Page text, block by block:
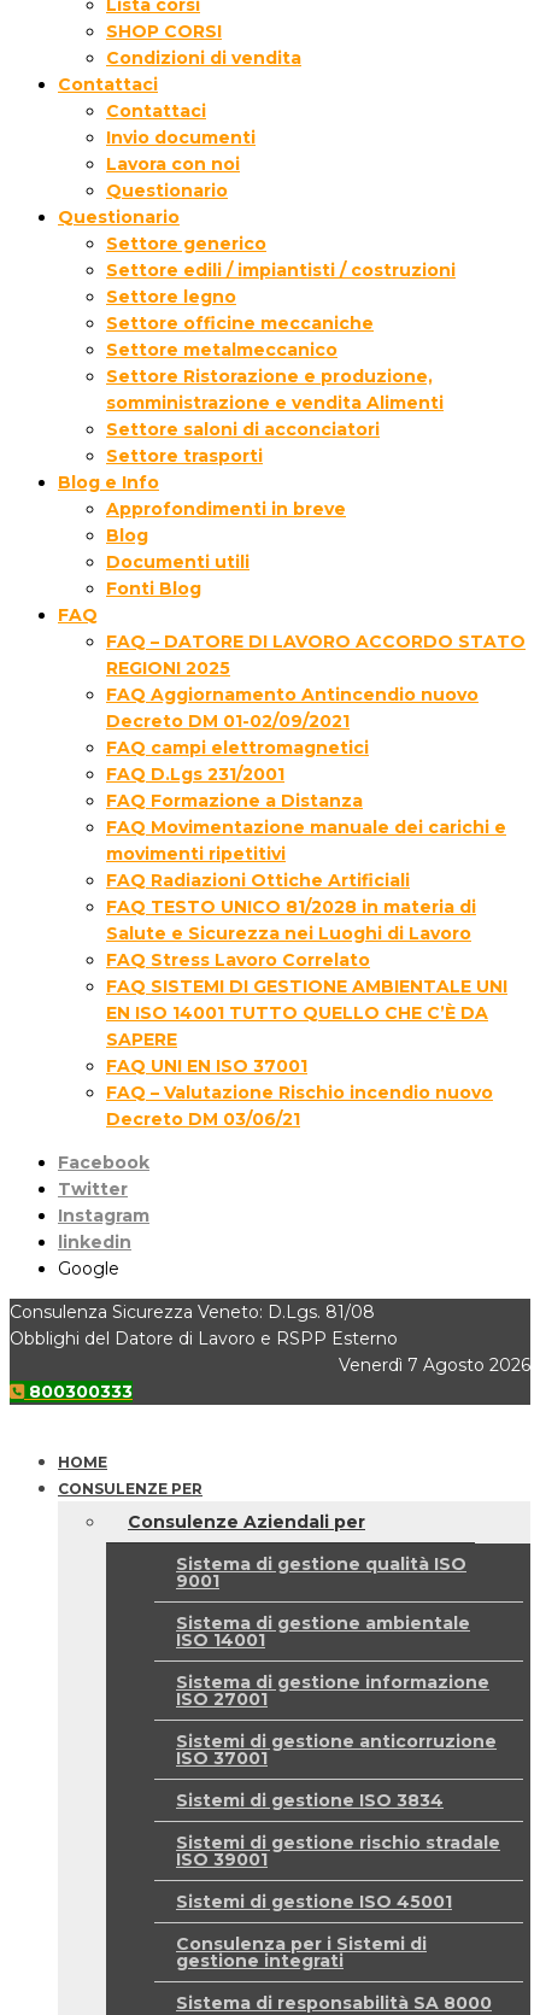
Lista corsi
SHOP CORSI
Condizioni di vendita
Contattaci
Contattaci
Invio documenti
Lavora con noi
Questionario
Questionario
Settore generico
Settore edili / impiantisti / costruzioni
Settore legno
Settore officine meccaniche
Settore metalmeccanico
Settore Ristorazione e produzione,
somministrazione e vendita Alimenti
Settore saloni di acconciatori
Settore trasporti
Blog e Info
Approfondimenti in breve
Blog
Documenti utili
Fonti Blog
FAQ
FAQ – DATORE DI LAVORO ACCORDO STATO
REGIONI 2025
FAQ Aggiornamento Antincendio nuovo
Decreto DM 01-02/09/2021
FAQ campi elettromagnetici
FAQ D.Lgs 231/2001
FAQ Formazione a Distanza
FAQ Movimentazione manuale dei carichi e
movimenti ripetitivi
FAQ Radiazioni Ottiche Artificiali
FAQ TESTO UNICO 81/2028 in materia di
Salute e Sicurezza nei Luoghi di Lavoro
FAQ Stress Lavoro Correlato
FAQ SISTEMI DI GESTIONE AMBIENTALE UNI
EN ISO 14001 TUTTO QUELLO CHE C’È DA
SAPERE
FAQ UNI EN ISO 37001
FAQ – Valutazione Rischio incendio nuovo
Decreto DM 03/06/21
Facebook
Twitter
Instagram
linkedin
Google
Consulenza Sicurezza Veneto: D.Lgs. 81/08
Obblighi del Datore di Lavoro e RSPP Esterno
Venerdì 7 Agosto 2026
800300333
HOME
CONSULENZE PER
Consulenze Aziendali per
Sistema di gestione qualità ISO
9001
Sistema di gestione ambientale
ISO 14001
Sistema di gestione informazione
ISO 27001
Sistemi di gestione anticorruzione
ISO 37001
Sistemi di gestione ISO 3834
Sistemi di gestione rischio stradale
ISO 39001
Sistemi di gestione ISO 45001
Consulenza per i Sistemi di
gestione integrati
Sistema di responsabilità SA 8000